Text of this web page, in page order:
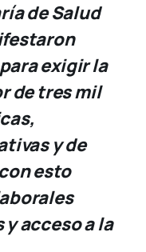
de Salud
exigir la
de tres mil
y de
esto
acceso a la